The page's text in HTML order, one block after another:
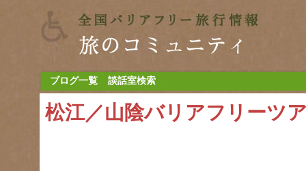
ブログ一覧 談話室検索
松江／山陰バリアフリーツ